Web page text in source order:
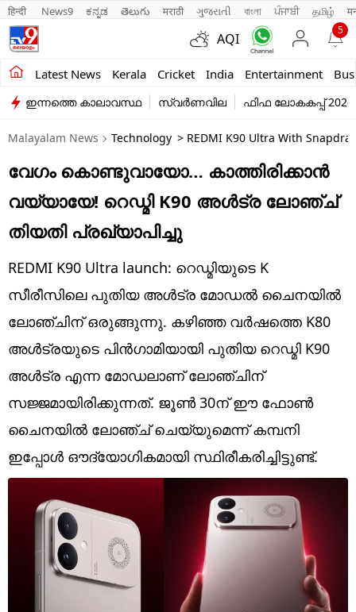
हिन्दी News9 ಕನ್ನಡ తెలుగు मराठी ગુજરાતી বাংলা ਪੰਜਾਬੀ தமிழ்
AQI
5
Latest News Kerala Cricket India Entertainment
Kerala
India
Entertainment
Business
Education
Lifestyle
world
Technology
Religion
Web Story
Photo
Short Videos
ഇന്നത്തെ കാലാവസ്ഥ സ്വർണവില ഫിഫ ലോകകപ്പ് 2026
Malayalam News Technology > REDMI K90 Ultra With
വേഗം കൊണ്ടുവായോ… കാത്തിരിക്കാൻ
വയ്യായേ! റെഡ്മി K90 അൾട്ര ലോഞ്ച്
തിയതി പ്രഖ്യാപിച്ചു
REDMI K90 Ultra launch: റെഡ്മിയുടെ K
സീരീസിലെ പുതിയ അ‌ൾട്ര മോഡൽ ​ചൈനയിൽ
ലോഞ്ചിന് ഒരുങ്ങുന്നു. കഴിഞ്ഞ വർഷത്തെ K80
അൾട്രയുടെ പിൻഗാമിയായി പുതിയ റെഡ്മി K90
അ‌ൾട്ര എന്ന മോഡലാണ് ലോഞ്ചിന്
സജ്ജമായിരിക്കുന്നത്. ജൂൺ 30ന് ഈ ഫോൺ ​
ചൈനയിൽ ലോഞ്ച് ചെയ്യുമെന്ന് കമ്പനി
ഇപ്പോൾ ഔദ്യോഗികമായി സ്ഥിരീകരിച്ചിട്ടുണ്ട്.